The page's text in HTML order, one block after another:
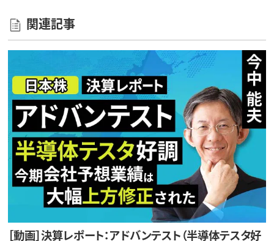
関連記事
［動画］決算レポート：アドバンテスト（半導体テスタ好